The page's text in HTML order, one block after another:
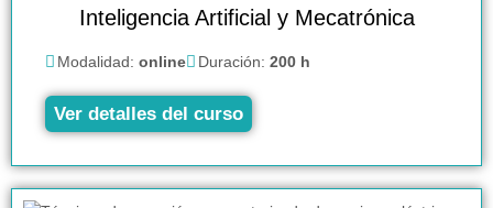
Inteligencia Artificial y Mecatrónica
Modalidad: online Duración: 200 h
Ver detalles del curso